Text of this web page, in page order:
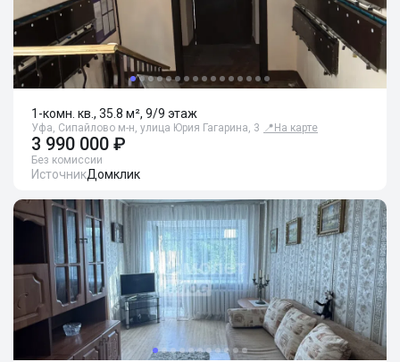
1-комн. кв., 35.8 м², 9/9 этаж
Уфа, Сипайлово м-н, улица Юрия Гагарина, 3 📍 На карте
3 990 000 ₽
Без комиссии
ИсточникДомклик